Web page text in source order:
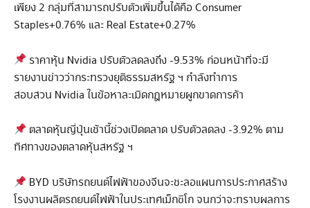
เพียง 2 กลุ่มที่สามารถปรับตัวเพิ่มขึ้นได้คือ Consumer
Staples+0.76% และ Real Estate+0.27%
ราคาหุ้น Nvidia ปรับตัวลดลงถึง -9.53% ก่อนหน้าที่จะมี
รายงานข่าวว่ากระทรวงยุติธรรมสหรัฐ ฯ กำลังทำการ
สอบสวน Nvidia ในข้อหาละเมิดกฎหมายผูกขาดการค้า
ตลาดหุ้นญี่ปุ่นเช้านี้ช่วงเปิดตลาด ปรับตัวลดลง -3.92% ตาม
ทิศทางของตลาดหุ้นสหรัฐ ฯ
BYD บริษัทรถยนต์ไฟฟ้าของจีนจะชะลอแผนการประกาศสร้าง
โรงงานผลิตรถยนต์ไฟฟ้าในประเทศเม็กซิโก จนกว่าจะทราบผลการ